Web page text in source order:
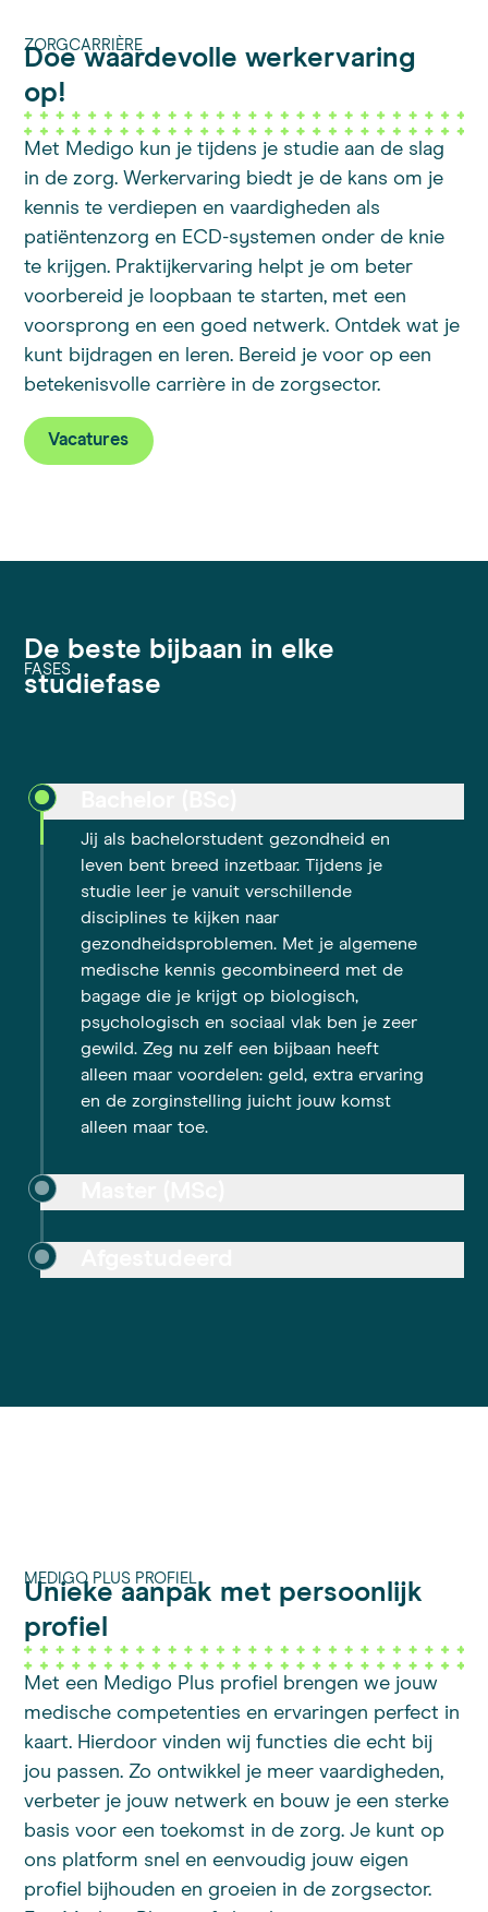
ZORGCARRIÈRE
Doe waardevolle werkervaring
op!
Met Medigo kun je tijdens je studie aan de slag
in de zorg. Werkervaring biedt je de kans om je
kennis te verdiepen en vaardigheden als
patiëntenzorg en ECD-systemen onder de knie
te krijgen. Praktijkervaring helpt je om beter
voorbereid je loopbaan te starten, met een
voorsprong en een goed netwerk. Ontdek wat je
kunt bijdragen en leren. Bereid je voor op een
betekenisvolle carrière in de zorgsector.
Vacatures
FASES
De beste bijbaan in elke
studiefase
Jij als bachelorstudent gezondheid en
leven bent breed inzetbaar. Tijdens je
studie leer je vanuit verschillende
disciplines te kijken naar
gezondheidsproblemen. Met je algemene
medische kennis gecombineerd met de
bagage die je krijgt op biologisch,
psychologisch en sociaal vlak ben je zeer
gewild. Zeg nu zelf een bijbaan heeft
alleen maar voordelen: geld, extra ervaring
en de zorginstelling juicht jouw komst
alleen maar toe.
MEDIGO PLUS PROFIEL
Unieke aanpak met persoonlijk
profiel
Met een Medigo Plus profiel brengen we jouw
medische competenties en ervaringen perfect in
kaart. Hierdoor vinden wij functies die echt bij
jou passen. Zo ontwikkel je meer vaardigheden,
verbeter je jouw netwerk en bouw je een sterke
basis voor een toekomst in de zorg. Je kunt op
ons platform snel en eenvoudig jouw eigen
profiel bijhouden en groeien in de zorgsector.